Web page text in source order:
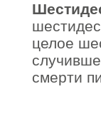
целое
смерти